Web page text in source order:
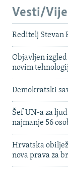
Vesti/
Reditelj Stevan
Objavljen
novim
Demokratski
Šef UN-a za
najmanje 56
Hrvatska
nova prava za